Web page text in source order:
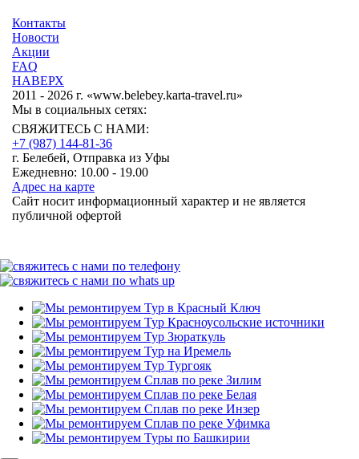
Контакты
Новости
Акции
FAQ
НАВЕРХ
2011 - 2026 г. «www.belebey.karta-travel.ru»
Мы в социальных сетях:
СВЯЖИТЕСЬ С НАМИ:
+7 (987) 144-81-36
г. Белебей, Отправка из Уфы
Ежедневно: 10.00 - 19.00
Адрес на карте
Сайт носит информационный характер и не является
публичной офертой